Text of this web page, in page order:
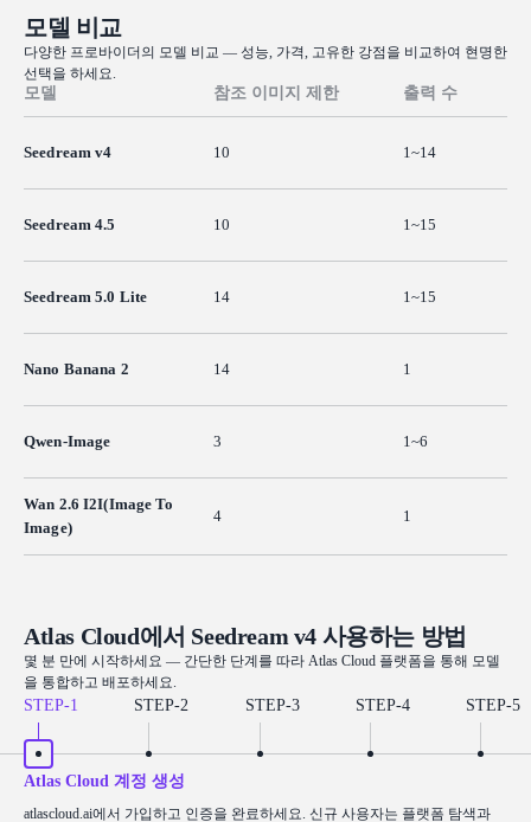
모델 비교
다양한 프로바이더의 모델 비교 — 성능, 가격, 고유한 강점을 비교하여 현명한
선택을 하세요.
모델 참조 이미지 제한 출력 수
Seedream v4 10 1~14
Seedream 4.5 10 1~15
Seedream 5.0 Lite 14 1~15
Nano Banana 2 14 1
Qwen-Image 3 1~6
Wan 2.6 I2I(Image To
Image)
4 1
Atlas Cloud에서 Seedream v4 사용하는 방법
몇 분 만에 시작하세요 — 간단한 단계를 따라 Atlas Cloud 플랫폼을 통해 모델
을 통합하고 배포하세요.
STEP-1 STEP-2 STEP-3 STEP-4 STEP-5
Atlas Cloud 계정 생성
atlascloud.ai에서 가입하고 인증을 완료하세요. 신규 사용자는 플랫폼 탐색과